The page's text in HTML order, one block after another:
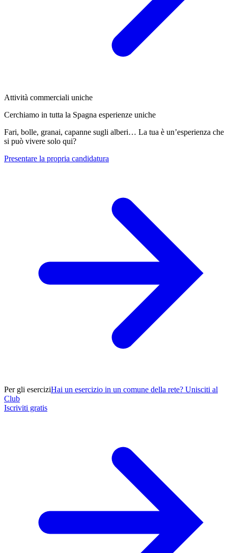
Attività commerciali uniche
Cerchiamo in tutta la Spagna esperienze uniche
Fari, bolle, granai, capanne sugli alberi… La tua è un’esperienza che
si può vivere solo qui?
Presentare la propria candidatura
Per gli eserciziHai un esercizio in un comune della rete? Unisciti al
Club
Iscriviti gratis